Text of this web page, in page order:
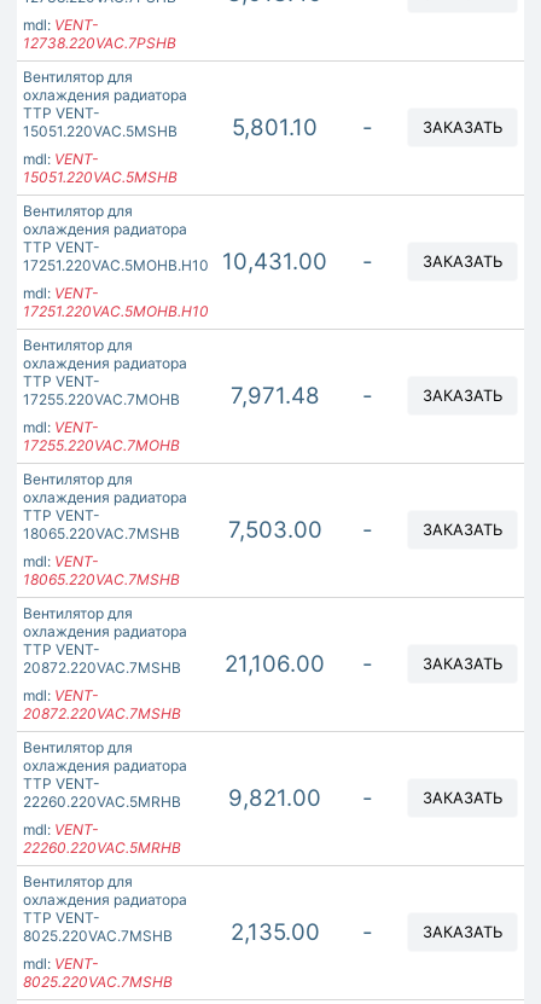
mdl: VENT-
12738.220VAC.7PSHB
Вентилятор для
охлаждения радиатора
ТТР VENT-
15051.220VAC.5MSHB
mdl: VENT-
15051.220VAC.5MSHB
5,801.10 - ЗАКАЗАТЬ
Вентилятор для
охлаждения радиатора
ТТР VENT-
17251.220VAC.5MOHB.H10
mdl: VENT-
17251.220VAC.5MOHB.H10
10,431.00 - ЗАКАЗАТЬ
Вентилятор для
охлаждения радиатора
ТТР VENT-
17255.220VAC.7MOHB
mdl: VENT-
17255.220VAC.7MOHB
7,971.48 - ЗАКАЗАТЬ
Вентилятор для
охлаждения радиатора
ТТР VENT-
18065.220VAC.7MSHB
mdl: VENT-
18065.220VAC.7MSHB
7,503.00 - ЗАКАЗАТЬ
Вентилятор для
охлаждения радиатора
ТТР VENT-
20872.220VAC.7MSHB
mdl: VENT-
20872.220VAC.7MSHB
21,106.00 - ЗАКАЗАТЬ
Вентилятор для
охлаждения радиатора
ТТР VENT-
22260.220VAC.5MRHB
mdl: VENT-
22260.220VAC.5MRHB
9,821.00 - ЗАКАЗАТЬ
Вентилятор для
охлаждения радиатора
ТТР VENT-
8025.220VAC.7MSHB
mdl: VENT-
8025.220VAC.7MSHB
2,135.00 - ЗАКАЗАТЬ